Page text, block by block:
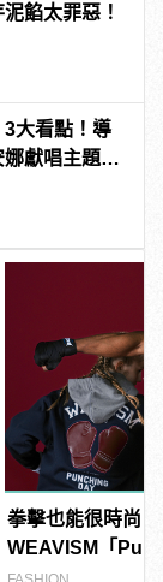
餡太罪惡！
大看點！導
獻唱主題
拳擊也能很時尚！
WEAVISM「
列掌握潮流主導拳